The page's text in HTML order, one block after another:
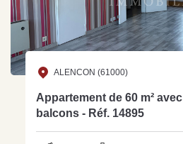
ALENCON (61000)
Appartement de 60 m² avec
balcons - Réf. 14895